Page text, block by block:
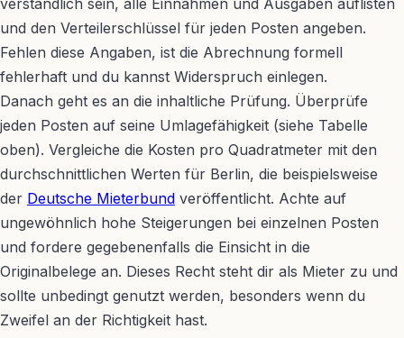
verständlich sein, alle Einnahmen und Ausgaben auflisten
und den Verteilerschlüssel für jeden Posten angeben.
Fehlen diese Angaben, ist die Abrechnung formell
fehlerhaft und du kannst Widerspruch einlegen.
Danach geht es an die inhaltliche Prüfung. Überprüfe
jeden Posten auf seine Umlagefähigkeit (siehe Tabelle
oben). Vergleiche die Kosten pro Quadratmeter mit den
durchschnittlichen Werten für Berlin, die beispielsweise
der Deutsche Mieterbund veröffentlicht. Achte auf
ungewöhnlich hohe Steigerungen bei einzelnen Posten
und fordere gegebenenfalls die Einsicht in die
Originalbelege an. Dieses Recht steht dir als Mieter zu und
sollte unbedingt genutzt werden, besonders wenn du
Zweifel an der Richtigkeit hast.